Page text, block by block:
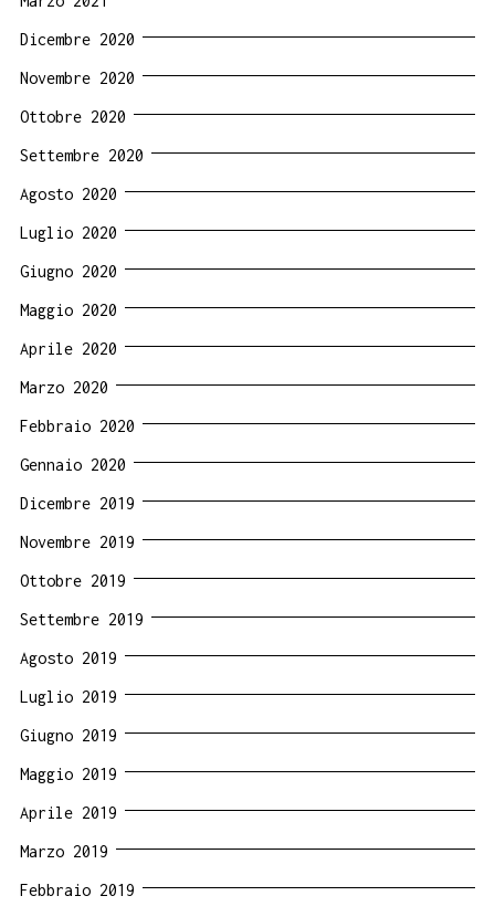
Dicembre 2020
Novembre 2020
Ottobre 2020
Settembre 2020
Agosto 2020
Luglio 2020
Giugno 2020
Maggio 2020
Aprile 2020
Marzo 2020
Febbraio 2020
Gennaio 2020
Dicembre 2019
Novembre 2019
Ottobre 2019
Settembre 2019
Agosto 2019
Luglio 2019
Giugno 2019
Maggio 2019
Aprile 2019
Marzo 2019
Febbraio 2019